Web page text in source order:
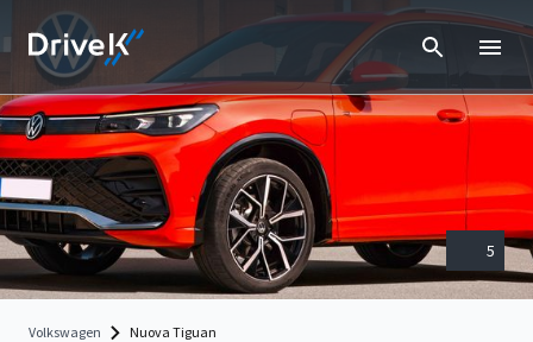
5
Volkswagen Nuova Tiguan